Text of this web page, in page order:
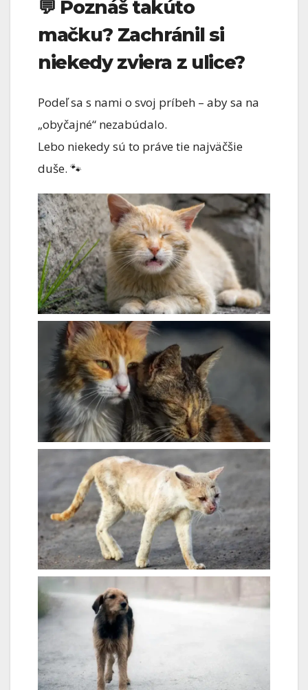
💬 Poznáš takúto
mačku? Zachránil si
niekedy zviera z ulice?
Podeľ sa s nami o svoj príbeh – aby sa na
„obyčajné“ nezabúdalo.
Lebo niekedy sú to práve tie najväčšie
duše. 🐾